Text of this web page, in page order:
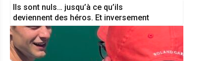
Ils sont nuls… jusqu’à ce qu’ils
deviennent des héros. Et inversement